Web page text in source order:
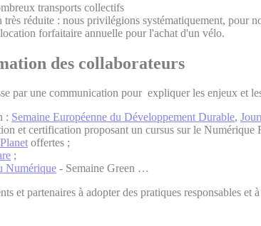
transports collectifs
réduite : nous privilégions systématiquement, pour
forfaitaire annuelle pour l'achat d'un vélo.
des collaborateurs
par une communication pour expliquer les enjeux et
: Semaine Européenne du Développement Durable,
et certification proposant un cursus sur le Numérique
offertes ;
;
Numérique - Semaine Green …
et partenaires à adopter des pratiques responsables et